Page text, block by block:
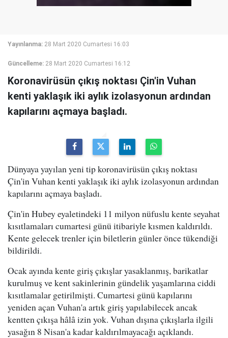
Yayınlanma: 28 Mart 2020 Cumartesi 16:03
Güncelleme: 28 Mart 2020 Cumartesi 16:12
Koronavirüsün çıkış noktası Çin'in Vuhan
kenti yaklaşık iki aylık izolasyonun ardından
kapılarını açmaya başladı.
Dünyaya yayılan yeni tip koronavirüsün çıkış noktası
Çin'in Vuhan kenti yaklaşık iki aylık izolasyonun ardından
kapılarını açmaya başladı.
Çin'in Hubey eyaletindeki 11 milyon nüfuslu kente seyahat
kısıtlamaları cumartesi günü itibariyle kısmen kaldırıldı.
Kente gelecek trenler için biletlerin günler önce tükendiği
bildirildi.
Ocak ayında kente giriş çıkışlar yasaklanmış, barikatlar
kurulmuş ve kent sakinlerinin gündelik yaşamlarına ciddi
kısıtlamalar getirilmişti. Cumartesi günü kapılarını
yeniden açan Vuhan'a artık giriş yapılabilecek ancak
kentten çıkışa hâlâ izin yok. Vuhan dışına çıkışlarla ilgili
yasağın 8 Nisan'a kadar kaldırılmayacağı açıklandı.